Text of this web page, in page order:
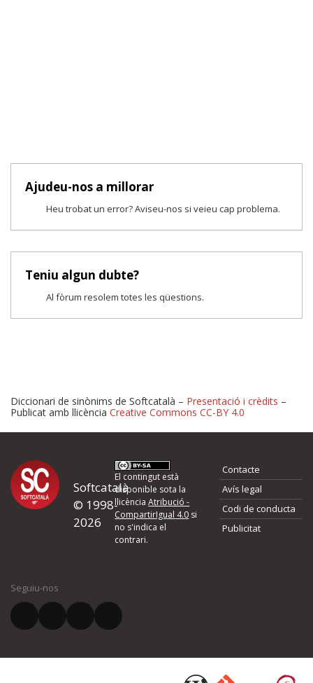
Ajudeu-nos a millorar
Heu trobat un error? Aviseu-nos si veieu cap problema.
Teniu algun dubte?
Al fòrum resolem totes les qüestions.
Proposeu-nos millores o
d'errors
Si heu trobat un error o voleu proposar alguna millora, ompliu els
quina és la millora que proposeu o l'error del qual voleu informar-
El vostre correu electrònic *
Diccionari de sinònims de Softcatalà – Presentació i crèdits –
Publicat amb llicència Creative Commons CC-BY 4.0
Softcatalà
© 1998-
2026
El contingut està
disponible sota la
llicènciaAtribució -
CompartirIgual 4.0 si
no s'indica el
contrari.
Contacte
Avís legal
Codi de conducta
Publicitat
Seguiu-nos